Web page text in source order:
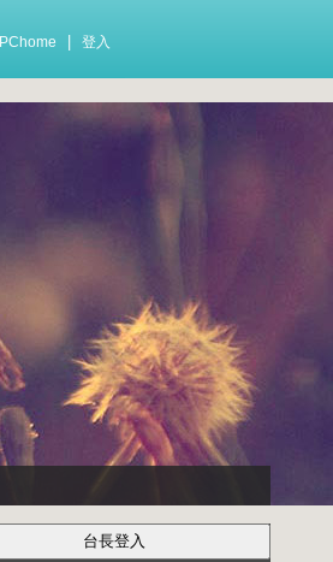
PChome 登入